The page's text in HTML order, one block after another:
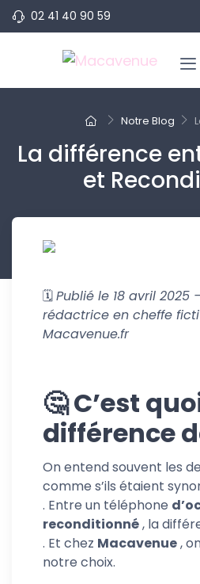
02 41 40 90 59
Notre Blog
La différence
et
🗓️Publié le 18 avril 2025
rédactrice en cheffe
Macavenue.fr
🤔 C’est
différence
On entend souvent les
comme s’ils étaient
. Entre un téléphone
reconditionné, la
. Et chez Macavenue,
notre choix.